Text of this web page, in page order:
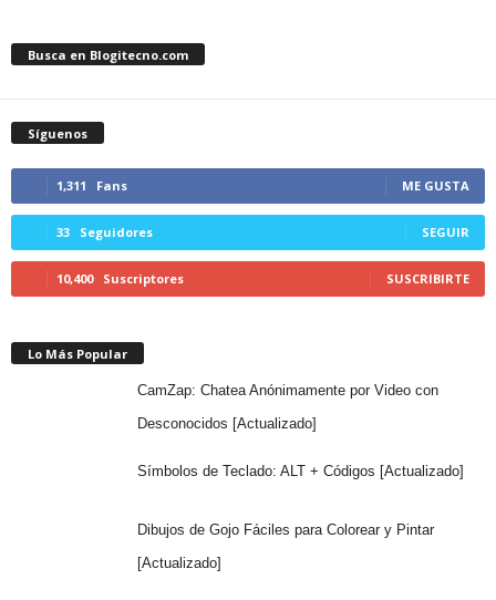
Busca en Blogitecno.com
Síguenos
1,311 Fans ME GUSTA
33 Seguidores SEGUIR
10,400 Suscriptores SUSCRIBIRTE
Lo Más Popular
CamZap: Chatea Anónimamente por Video con
Desconocidos [Actualizado]
Símbolos de Teclado: ALT + Códigos [Actualizado]
Dibujos de Gojo Fáciles para Colorear y Pintar
[Actualizado]